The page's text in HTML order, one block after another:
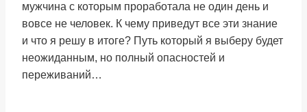
мужчина с которым проработала не один день и
вовсе не человек. К чему приведут все эти знание
и что я решу в итоге? Путь который я выберу будет
неожиданным, но полный опасностей и
переживаний…